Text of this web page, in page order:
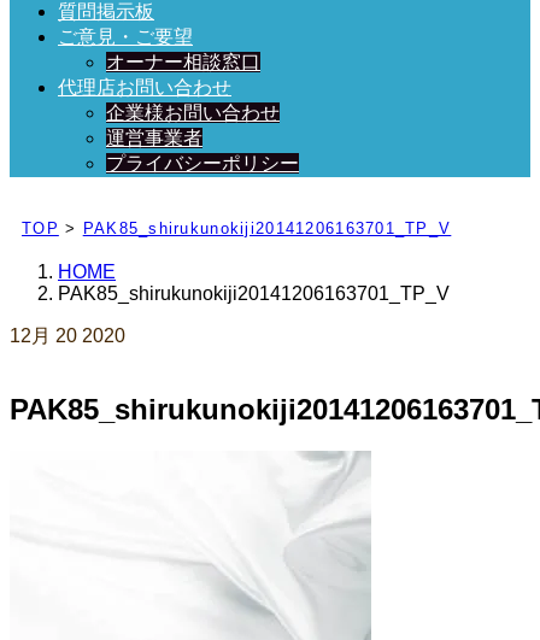
質問掲示板
ご意見・ご要望
オーナー相談窓口
代理店お問い合わせ
企業様お問い合わせ
運営事業者
プライバシーポリシー
TOP > PAK85_shirukunokiji20141206163701_TP_V
HOME
PAK85_shirukunokiji20141206163701_TP_V
12月 20 2020